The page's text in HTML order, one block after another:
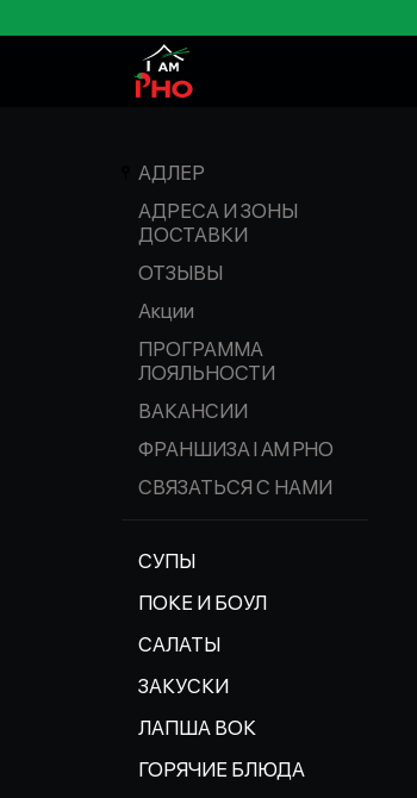
АДЛЕР
АДРЕСА И ЗОНЫ
ДОСТАВКИ
ОТЗЫВЫ
Акции
ПРОГРАММА
ЛОЯЛЬНОСТИ
ВАКАНСИИ
ФРАНШИЗА I AM PHO
СВЯЗАТЬСЯ С НАМИ
СУПЫ
ПОКЕ И БОУЛ
САЛАТЫ
ЗАКУСКИ
ЛАПША ВОК
ГОРЯЧИЕ БЛЮДА